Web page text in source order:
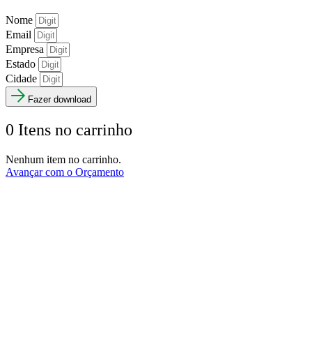
Nome
Email
Empresa
Estado
Cidade
Fazer download
0 Itens no carrinho
Nenhum item no carrinho.
Avançar com o Orçamento